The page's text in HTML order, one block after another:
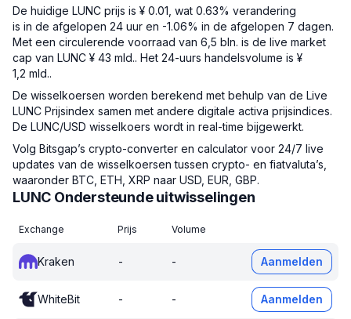
De huidige LUNC prijs is ¥ 0.01, wat 0.63% verandering
is in de afgelopen 24 uur en -1.06% in de afgelopen 7 dagen.
Met een circulerende voorraad van 6,5 bln. is de live market
cap van LUNC ¥ 43 mld.. Het 24-uurs handelsvolume is ¥
1,2 mld..
De wisselkoersen worden berekend met behulp van de Live
LUNC Prijsindex samen met andere digitale activa prijsindices.
De LUNC/USD wisselkoers wordt in real-time bijgewerkt.
Volg Bitsgap’s crypto-converter en calculator voor 24/7 live
updates van de wisselkoersen tussen crypto- en fiatvaluta’s,
waaronder BTC, ETH, XRP naar USD, EUR, GBP.
LUNC Ondersteunde uitwisselingen
Exchange Prijs Volume
Kraken - - Aanmelden
WhiteBit - - Aanmelden